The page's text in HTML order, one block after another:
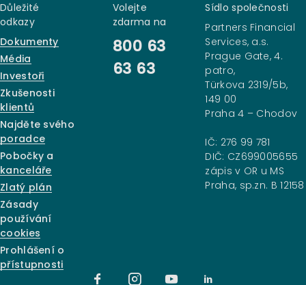
Důležité
odkazy
Dokumenty
Média
Investoři
Zkušenosti
klientů
Najděte svého
poradce
Pobočky a
kanceláře
Zlatý plán
Zásady
používání
cookies
Prohlášení o
přístupnosti
Volejte
zdarma na
800 63
63 63
Sídlo společnosti
Partners Financial
Services, a.s.
Prague Gate, 4.
patro,
Türkova 2319/5b,
149 00
Praha 4 – Chodov
IČ: 276 99 781
DIČ: CZ699005655
zápis v OR u MS
Praha, sp.zn. B 12158